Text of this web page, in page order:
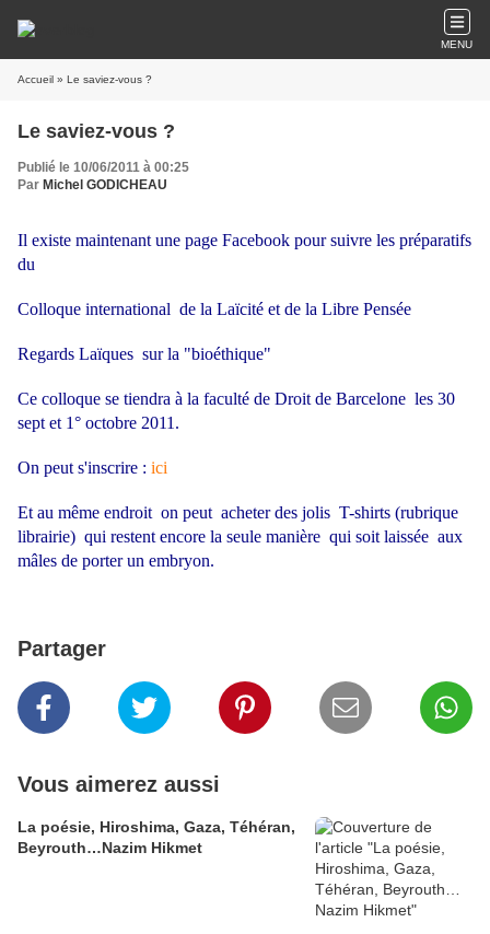
MENU
Accueil » Le saviez-vous ?
Le saviez-vous ?
Publié le 10/06/2011 à 00:25
Par Michel GODICHEAU
Il existe maintenant une page Facebook pour suivre les préparatifs
du
Colloque international de la Laïcité et de la Libre Pensée
Regards Laïques sur la "bioéthique"
Ce colloque se tiendra à la faculté de Droit de Barcelone les 30
sept et 1° octobre 2011.
On peut s'inscrire : ici
Et au même endroit on peut acheter des jolis T-shirts (rubrique
librairie) qui restent encore la seule manière qui soit laissée aux
mâles de porter un embryon.
Partager
Vous aimerez aussi
La poésie, Hiroshima, Gaza, Téhéran,
Beyrouth…Nazim Hikmet